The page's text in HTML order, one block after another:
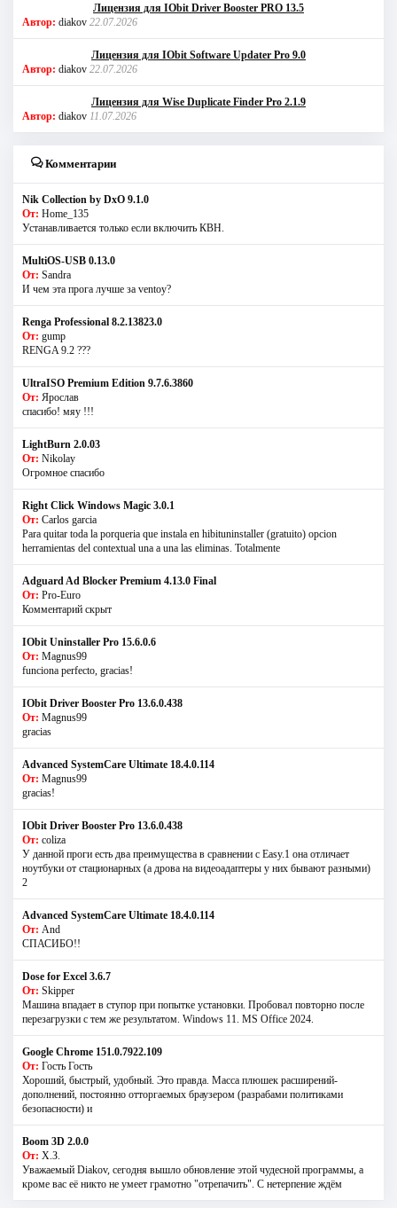
Лицензия для IObit Driver Booster PRO 13.5
Автор: diakov 22.07.2026
Лицензия для IObit Software Updater Pro 9.0
Автор: diakov 22.07.2026
Лицензия для Wise Duplicate Finder Pro 2.1.9
Автор: diakov 11.07.2026
Комментарии
Nik Collection by DxO 9.1.0
От: Home_135
Устанавливается только если включить КВН.
MultiOS-USB 0.13.0
От: Sandra
И чем эта прога лучше за ventoy?
Renga Professional 8.2.13823.0
От: gump
RENGA 9.2 ???
UltraISO Premium Edition 9.7.6.3860
От: Ярослав
спасибо! мяу !!!
LightBurn 2.0.03
От: Nikolay
Огромное спасибо
Right Click Windows Magic 3.0.1
От: Carlos garcia
Para quitar toda la porqueria que instala en hibituninstaller (gratuito) opcion
herramientas del contextual una a una las eliminas. Totalmente
Adguard Ad Blocker Premium 4.13.0 Final
От: Pro-Euro
Комментарий скрыт
IObit Uninstaller Pro 15.6.0.6
От: Magnus99
funciona perfecto, gracias!
IObit Driver Booster Pro 13.6.0.438
От: Magnus99
gracias
Advanced SystemCare Ultimate 18.4.0.114
От: Magnus99
gracias!
IObit Driver Booster Pro 13.6.0.438
От: coliza
У данной проги есть два преимущества в сравнении с Easy.1 она отличает
ноутбуки от стационарных (а дрова на видеоадаптеры у них бывают разными)
2
Advanced SystemCare Ultimate 18.4.0.114
От: And
СПАСИБО!!
Dose for Excel 3.6.7
От: Skipper
Машина впадает в ступор при попытке установки. Пробовал повторно после
перезагрузки с тем же результатом. Windows 11. MS Offiсe 2024.
Google Chrome 151.0.7922.109
От: Гость Гость
Хороший, быстрый, удобный. Это правда. Масса плюшек расширений-
дополнений, постоянно отторгаемых браузером (разрабами политиками
безопасности) и
Boom 3D 2.0.0
От: Х.З.
Уважаемый Diakov, сегодня вышло обновление этой чудесной программы, а
кроме вас её никто не умеет грамотно "отрепачить". С нетерпение ждём